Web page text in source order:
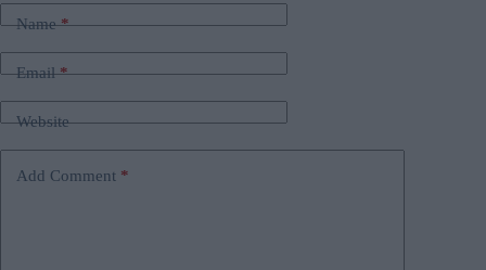
Name*
Email*
Website
Add Comment *